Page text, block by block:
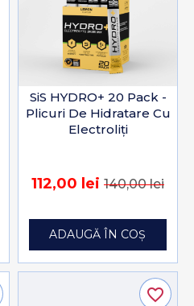
SiS HYDRO+ 20 Pack -
Plicuri De Hidratare Cu
Electroliți
112,00 lei 140,00 lei
ADAUGĂ ÎN COȘ
favorite_border